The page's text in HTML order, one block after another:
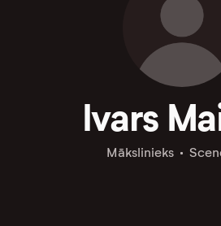
Ivars
Mākslinieks